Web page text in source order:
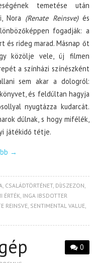
temetése után
Nora (Renate Reinsve)és
fogadják: a
és rideg marad. Másnap őt
közölje vele, új filmen
a színházi színészként
sem akar a dologról:
és feldúltan hagyja
nyugtázza kudarcát.
dúlnak, s hogy mifélék,
játékidő tétje.
→
, CSALÁDTÖRTÉNET, DÍJSZEZON,
ÉRTÉK, INGA IBSDOTTER
REINSVE, SENTIMENTAL VALUE,
0